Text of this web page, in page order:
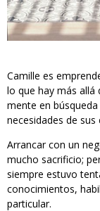
Camille es
lo que hay más allá
mente en
necesidades de sus
Arrancar con un
mucho sacrificio;
siempre estuvo
conocimientos,
particular.